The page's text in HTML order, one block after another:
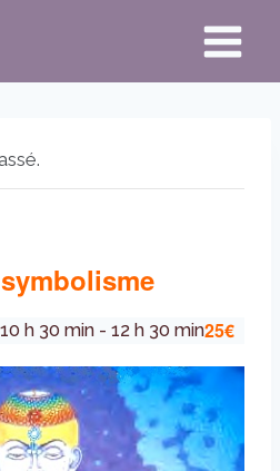
h 30 min - 12 h 30 min25€